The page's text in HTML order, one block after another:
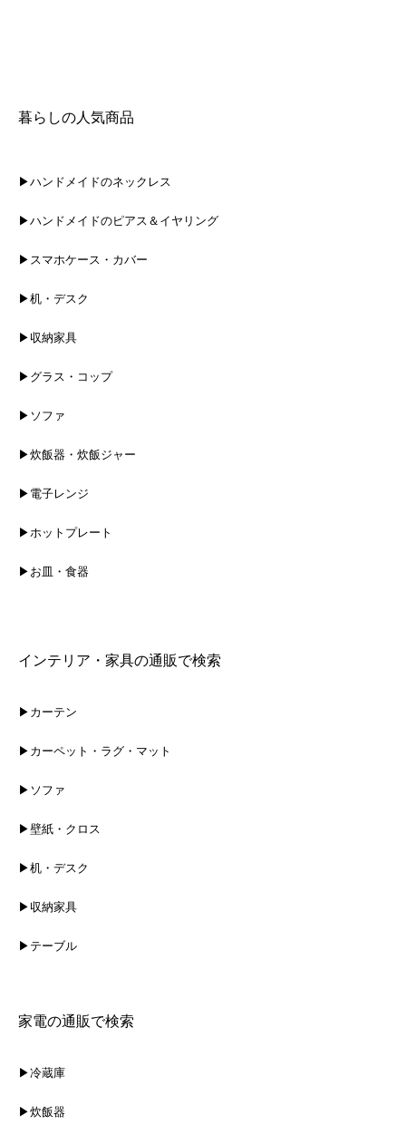
暮らしの人気商品
▶ハンドメイドのネックレス
▶ハンドメイドのピアス＆イヤリング
▶スマホケース・カバー
▶机・デスク
▶収納家具
▶グラス・コップ
▶ソファ
▶炊飯器・炊飯ジャー
▶電子レンジ
▶ホットプレート
▶お皿・食器
インテリア・家具の通販で検索
▶カーテン
▶カーペット・ラグ・マット
▶ソファ
▶壁紙・クロス
▶机・デスク
▶収納家具
▶テーブル
家電の通販で検索
▶冷蔵庫
▶炊飯器